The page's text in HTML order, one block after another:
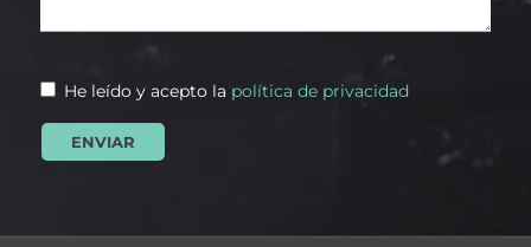
He leído y acepto la política de privacidad